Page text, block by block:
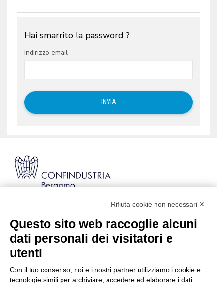
Hai smarrito la password ?
Indirizzo email
Codice Fiscale: 80021750163 | PEC:
info@pec.confindustriabergamo.it
CONFINDUSTRIA BERGAMO
Rifiuta cookie non necessari ✕
Questo sito web raccoglie alcuni
dati personali dei visitatori e
utenti
Con il tuo consenso, noi e i nostri partner utilizziamo i cookie e
tecnologie simili per archiviare, accedere ed elaborare i dati